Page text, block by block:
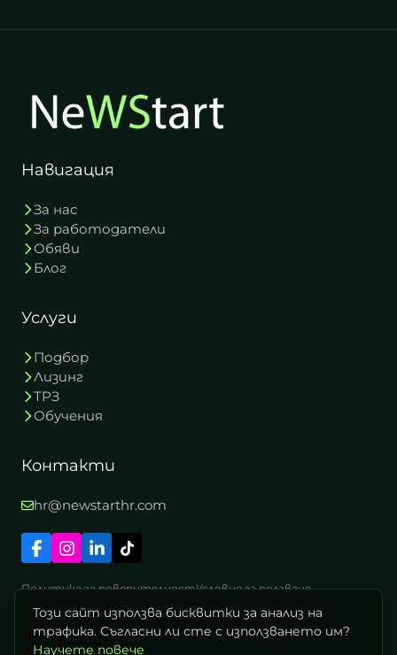
Навигация
За нас
За работодатели
Обяви
Блог
Услуги
Подбор
Лизинг
ТРЗ
Обучения
Контакти
hr@newstarthr.com
Политика за поверителностУсловия за ползване
Този сайт използва бисквитки за анализ на
трафика. Съгласни ли сте с използването им?
Научете повече